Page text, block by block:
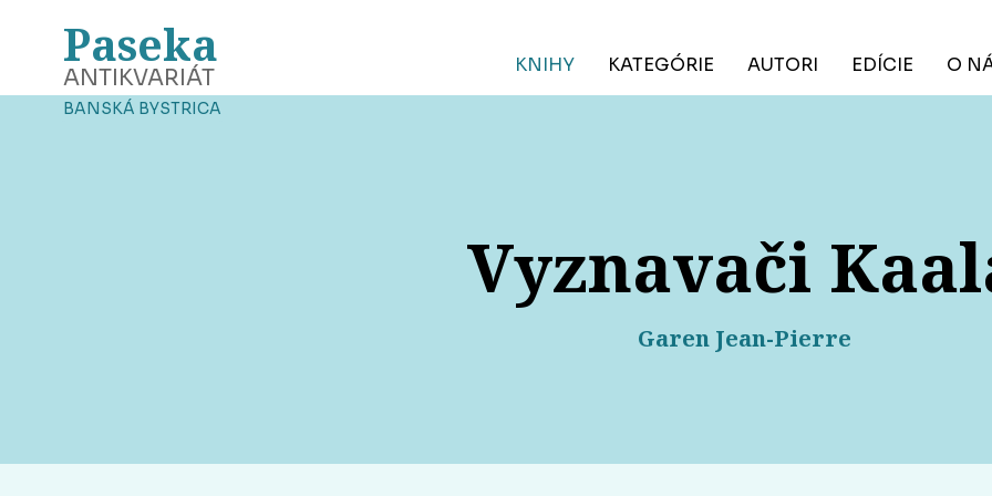
Paseka
ANTIKVARIÁT
BANSKÁ BYSTRICA
KNIHY KATEGÓRIE AUTORI EDÍCIE O
Vyznavači
Garen Jean-Pierre